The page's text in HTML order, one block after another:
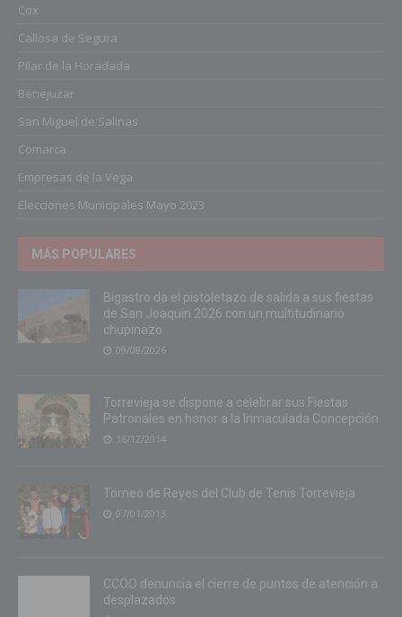
Cox
Callosa de Segura
Pilar de la Horadada
Benejuzar
San Miguel de Salinas
Comarca
Empresas de la Vega
Elecciones Municipales Mayo 2023
MÁS POPULARES
Bigastro da el pistoletazo de salida a sus fiestas
de San Joaquín 2026 con un multitudinario
chupinazo
09/08/2026
Torrevieja se dispone a celebrar sus Fiestas
Patronales en honor a la Inmaculada Concepción
16/12/2014
Torneo de Reyes del Club de Tenis Torrevieja
07/01/2013
CCOO denuncia el cierre de puntos de atención a
desplazados